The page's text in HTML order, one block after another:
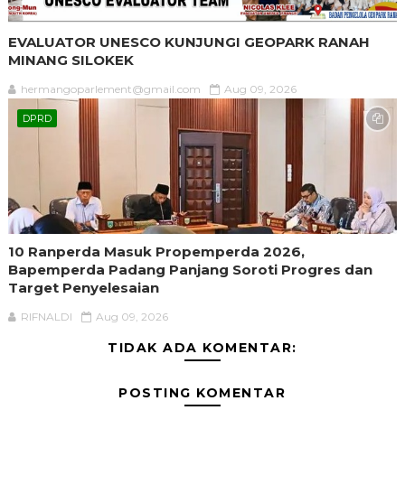
EVALUATOR UNESCO KUNJUNGI GEOPARK RANAH
MINANG SILOKEK
hermangoparlement@gmail.com Aug 09, 2026
DPRD
10 Ranperda Masuk Propemperda 2026,
Bapemperda Padang Panjang Soroti Progres dan
Target Penyelesaian
RIFNALDI Aug 09, 2026
TIDAK ADA KOMENTAR:
POSTING KOMENTAR